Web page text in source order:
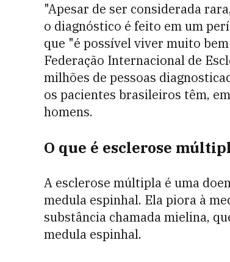
"Apesar de ser considerada
o diagnóstico é feito em um
que "é possível viver muito
Federação Internacional de
milhões de pessoas
os pacientes brasileiros têm,
homens.
O que é esclerose
A esclerose múltipla é uma
medula espinhal. Ela piora à
substância chamada mielina,
medula espinhal.